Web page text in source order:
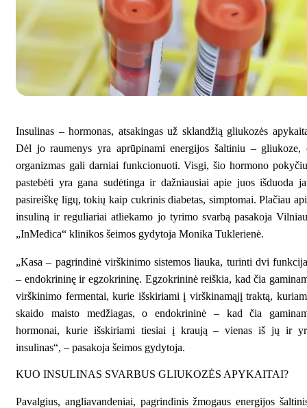
Insulinas – hormonas, atsakingas už sklandžią gliukozės
Dėl jo raumenys yra aprūpinami energijos šaltiniu – gliukoze,
organizmas gali darniai funkcionuoti. Visgi, šio hormono
pastebėti yra gana sudėtinga ir dažniausiai apie juos išduoda
pasireiškę ligų, tokių kaip cukrinis diabetas, simptomai. Plačiau
insuliną ir reguliariai atliekamo jo tyrimo svarbą pasakoja
„InMedica“ klinikos šeimos gydytoja Monika Tuklerienė.
„Kasa – pagrindinė virškinimo sistemos liauka, turinti dvi
– endokrininę ir egzokrininę. Egzokrininė reiškia, kad čia
virškinimo fermentai, kurie išskiriami į virškinamąjį traktą,
skaido maisto medžiagas, o endokrininė – kad čia
hormonai, kurie išskiriami tiesiai į kraują – vienas iš jų ir
insulinas“, – pasakoja šeimos gydytoja.
KUO INSULINAS SVARBUS GLIUKOZĖS APYKAITAI?
Pavalgius, angliavandeniai, pagrindinis žmogaus energijos